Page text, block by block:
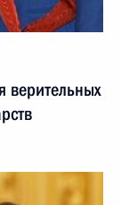
верительных